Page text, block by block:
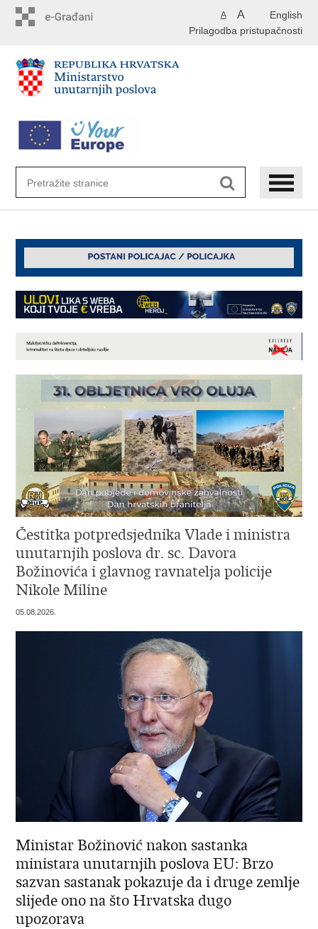
English
A A
Prilagodba pristupačnosti
Čestitka potpredsjednika Vlade i ministra
unutarnjih poslova dr. sc. Davora
Božinovića i glavnog ravnatelja policije
Nikole Miline
05.08.2026.
Ministar Božinović nakon sastanka
ministara unutarnjih poslova EU: Brzo
sazvan sastanak pokazuje da i druge zemlje
slijede ono na što Hrvatska dugo
upozorava